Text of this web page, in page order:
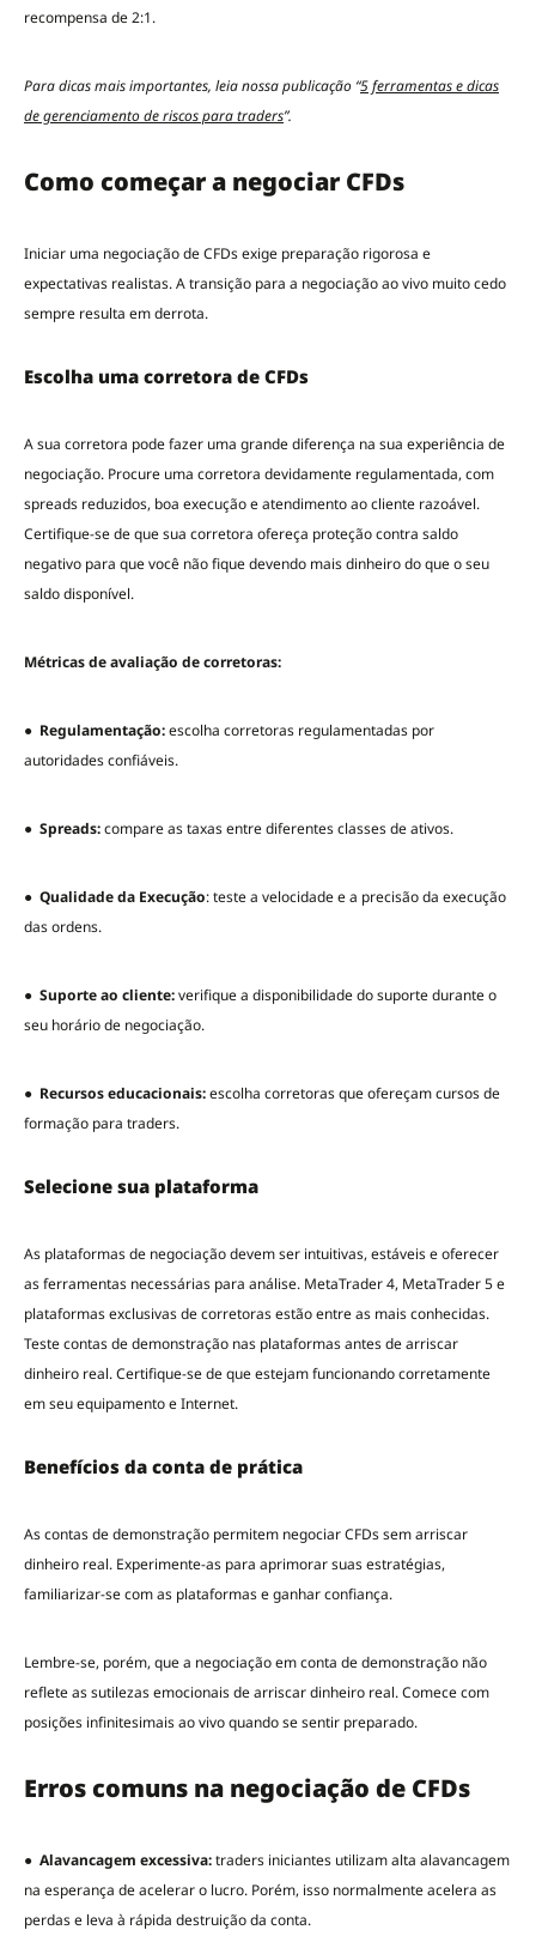
recompensa de 2:1.
Para dicas mais importantes, leia nossa publicação “5 ferramentas e dicas
de gerenciamento de riscos para traders”.
Como começar a negociar CFDs
Iniciar uma negociação de CFDs exige preparação rigorosa e
expectativas realistas. A transição para a negociação ao vivo muito cedo
sempre resulta em derrota.
Escolha uma corretora de CFDs
A sua corretora pode fazer uma grande diferença na sua experiência de
negociação. Procure uma corretora devidamente regulamentada, com
spreads reduzidos, boa execução e atendimento ao cliente razoável.
Certifique-se de que sua corretora ofereça proteção contra saldo
negativo para que você não fique devendo mais dinheiro do que o seu
saldo disponível.
Métricas de avaliação de corretoras:
● Regulamentação:escolha corretoras regulamentadas por
autoridades confiáveis.
● Spreads:compare as taxas entre diferentes classes de ativos.
● Qualidade da Execução: teste a velocidade e a precisão da execução
das ordens.
● Suporte ao cliente:verifique a disponibilidade do suporte durante o
seu horário de negociação.
● Recursos educacionais:escolha corretoras que ofereçam cursos de
formação para traders.
Selecione sua plataforma
As plataformas de negociação devem ser intuitivas, estáveis e oferecer
as ferramentas necessárias para análise. MetaTrader 4, MetaTrader 5 e
plataformas exclusivas de corretoras estão entre as mais conhecidas.
Teste contas de demonstração nas plataformas antes de arriscar
dinheiro real. Certifique-se de que estejam funcionando corretamente
em seu equipamento e Internet.
Benefícios da conta de prática
As contas de demonstração permitem negociar CFDs sem arriscar
dinheiro real. Experimente-as para aprimorar suas estratégias,
familiarizar-se com as plataformas e ganhar confiança.
Lembre-se, porém, que a negociação em conta de demonstração não
reflete as sutilezas emocionais de arriscar dinheiro real. Comece com
posições infinitesimais ao vivo quando se sentir preparado.
Erros comuns na negociação de CFDs
● Alavancagem excessiva:traders iniciantes utilizam alta alavancagem
na esperança de acelerar o lucro. Porém, isso normalmente acelera as
perdas e leva à rápida destruição da conta.